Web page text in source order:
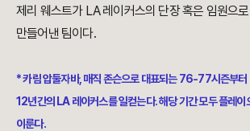
제리 웨스트가 LA 레이커스의 단장 혹은 임원으
만들어낸 팀이다.
* 카림 압둘자바, 매직 존슨으로 대표되는 76-77시즌부
12년간의 LA 레이커스를 일컫는다. 해당 기간 모두 플레이
이룬다.